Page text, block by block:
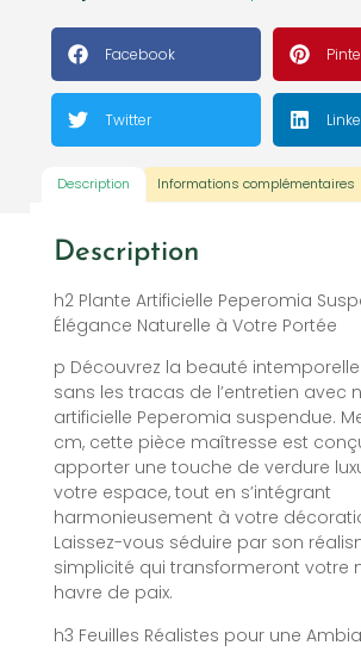
Facebook
Twitter
Description Informations complémentaires
Description
h2 Plante Artificielle Peperomia
Élégance Naturelle à Votre Portée
p Découvrez la beauté
sans les tracas de l’entretien avec
artificielle Peperomia suspendue.
cm, cette pièce maîtresse est
apporter une touche de verdure
votre espace, tout en s’intégrant
harmonieusement à votre
Laissez-vous séduire par son
simplicité qui transformeront votre
havre de paix.
h3 Feuilles Réalistes pour une